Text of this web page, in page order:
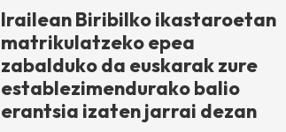
Irailean Biribilko ikastaroetan
matrikulatzeko epea
zabalduko da euskarak zure
establezimendurako balio
erantsia izaten jarrai dezan